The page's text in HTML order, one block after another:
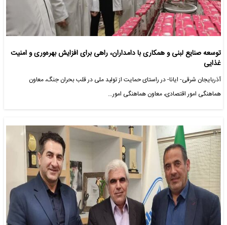
توسعه صنایع لبنی و همکاری با دامداران، راهی برای افزایش بهره‌وری و امنیت
غذایی
آذربایجان شرقی- ایانا- در راستای حمایت از تولید ملی در قلب بحران جنگ، معاون
هماهنگی امور اقتصادی، معاون هماهنگی امور…